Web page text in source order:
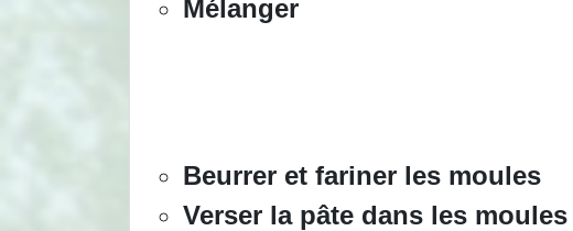
Mélanger
Beurrer et fariner les moules
Verser la pâte dans les moules